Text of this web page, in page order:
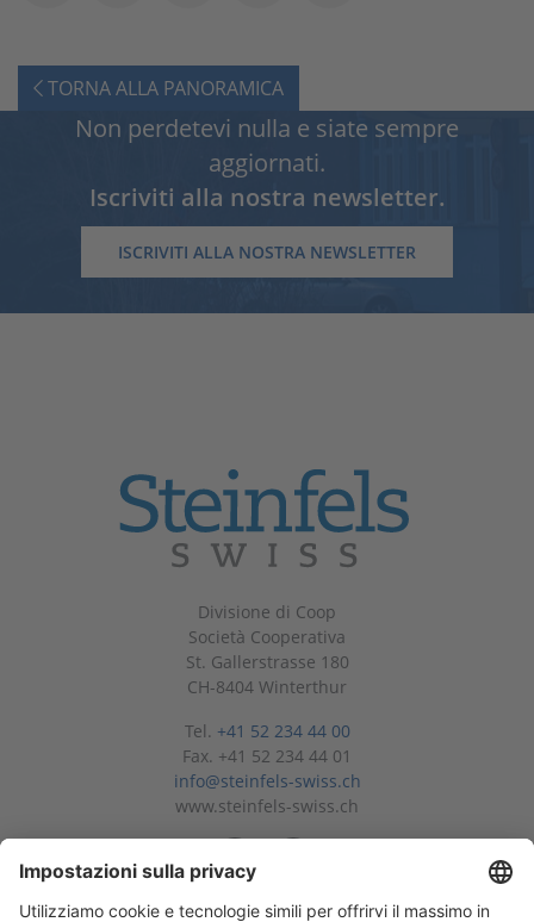
TORNA ALLA PANORAMICA
Non perdetevi nulla e siate sempre
aggiornati.
Iscriviti alla nostra newsletter.
ISCRIVITI ALLA NOSTRA NEWSLETTER
Divisione di Coop
Società Cooperativa
St. Gallerstrasse 180
CH-8404 Winterthur
Tel. +41 52 234 44 00
Fax. +41 52 234 44 01
info@steinfels-swiss.ch
www.steinfels-swiss.ch